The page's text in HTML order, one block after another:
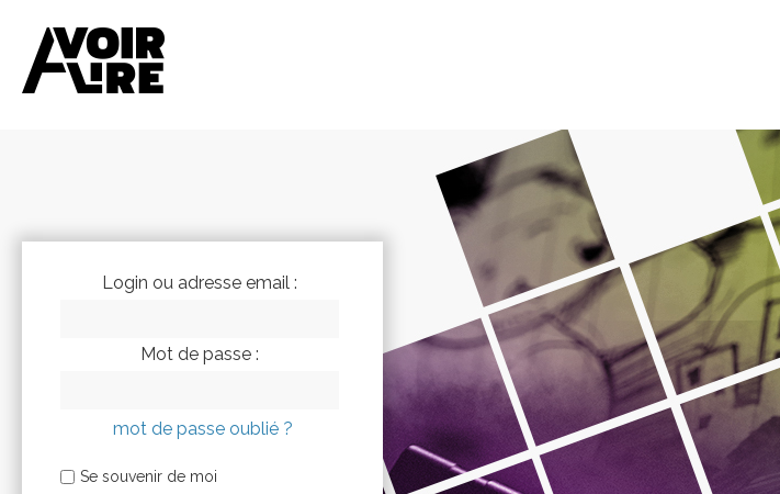
Login ou adresse email :
Mot de passe :
mot de passe oublié ?
Se souvenir de moi